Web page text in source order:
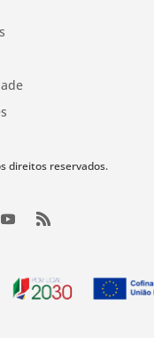
direitos reservados.